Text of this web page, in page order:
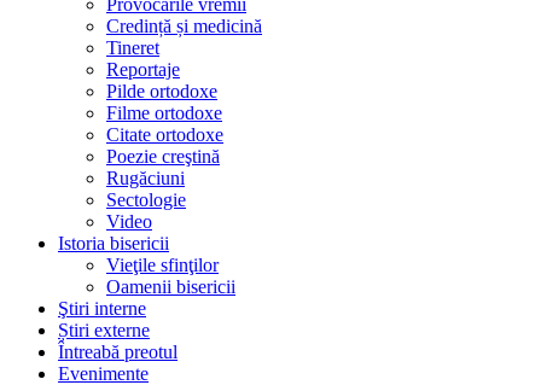
Provocările vremii
Credință și medicină
Tineret
Reportaje
Pilde ortodoxe
Filme ortodoxe
Citate ortodoxe
Poezie creştină
Rugăciuni
Sectologie
Video
Istoria bisericii
Vieţile sfinţilor
Oamenii bisericii
Ştiri interne
Știri externe
Întreabă preotul
Evenimente